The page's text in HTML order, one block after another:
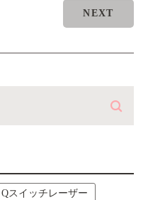
NEXT
Qスイッチレーザー